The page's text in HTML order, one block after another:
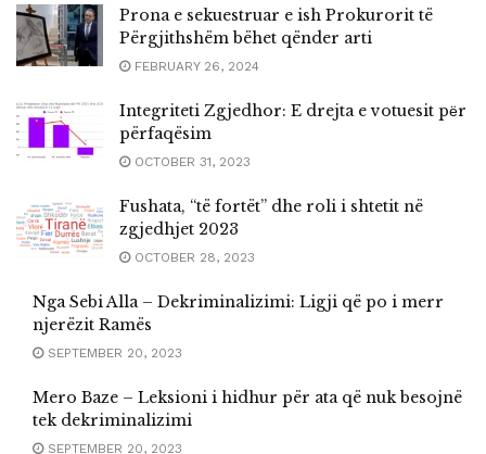
Prona e sekuestruar e ish Prokurorit të
Përgjithshëm bëhet qënder arti
FEBRUARY 26, 2024
Integriteti Zgjedhor: E drejta e votuesit pёr
përfaqësim
OCTOBER 31, 2023
Fushata, “të fortët” dhe roli i shtetit në
zgjedhjet 2023
OCTOBER 28, 2023
Nga Sebi Alla – Dekriminalizimi: Ligji që po i merr
njerëzit Ramës
SEPTEMBER 20, 2023
Mero Baze – Leksioni i hidhur për ata që nuk besojnë
tek dekriminalizimi
SEPTEMBER 20, 2023